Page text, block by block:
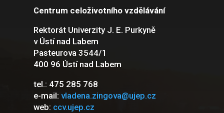
Centrum celoživotního vzdělávání
Rektorát Univerzity J. E. Purkyně
v Ústí nad Labem
Pasteurova 3544/1
400 96 Ústí nad Labem
tel.: 475 285 768
e-mail:vladena.zingova@ujep.cz
web: ccv.ujep.cz